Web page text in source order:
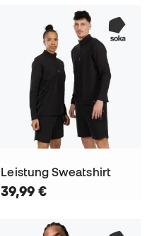
Leistung Sweatshirt
39,99 €